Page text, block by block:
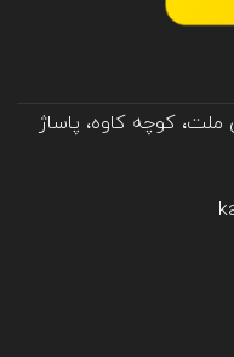
ملت، کوچه کاوه، پاساژ